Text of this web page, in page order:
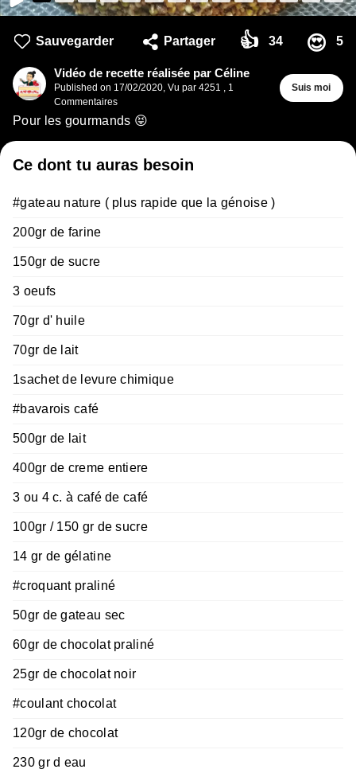
Sauvegarder Partager 👍 34 😍 5
Vidéo de recette réalisée par Céline
Published on 17/02/2020, Vu par 4251 , 1
Commentaires
Suis moi
Pour les gourmands 😝
Ce dont tu auras besoin
#gateau nature ( plus rapide que la génoise )
200gr de farine
150gr de sucre
3 oeufs
70gr d' huile
70gr de lait
1sachet de levure chimique
#bavarois café
500gr de lait
400gr de creme entiere
3 ou 4 c. à café de café
100gr / 150 gr de sucre
14 gr de gélatine
#croquant praliné
50gr de gateau sec
60gr de chocolat praliné
25gr de chocolat noir
#coulant chocolat
120gr de chocolat
230 gr d eau